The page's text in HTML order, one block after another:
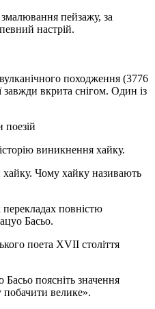
пейзажу, за
настрій.
походження (3776
вкрита снігом. Один із
поезій
виникнення хайку.
хайку. Чому хайку називають
повністю
Басьо.
поета XVII століття
поясніть значення
велике».